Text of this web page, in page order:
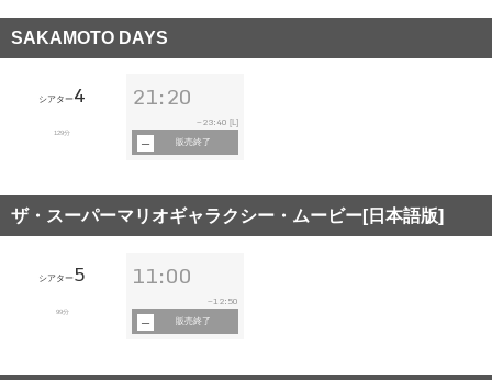
SAKAMOTO DAYS
シアター4
129分
21:20
~ 23:40 [L]
販売終了
ザ・スーパーマリオギャラクシー・ムービー[日本語版]
シアター5
99分
11:00
~12:50
販売終了